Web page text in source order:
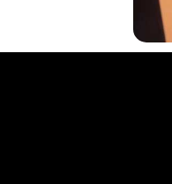
Dédiée
activités